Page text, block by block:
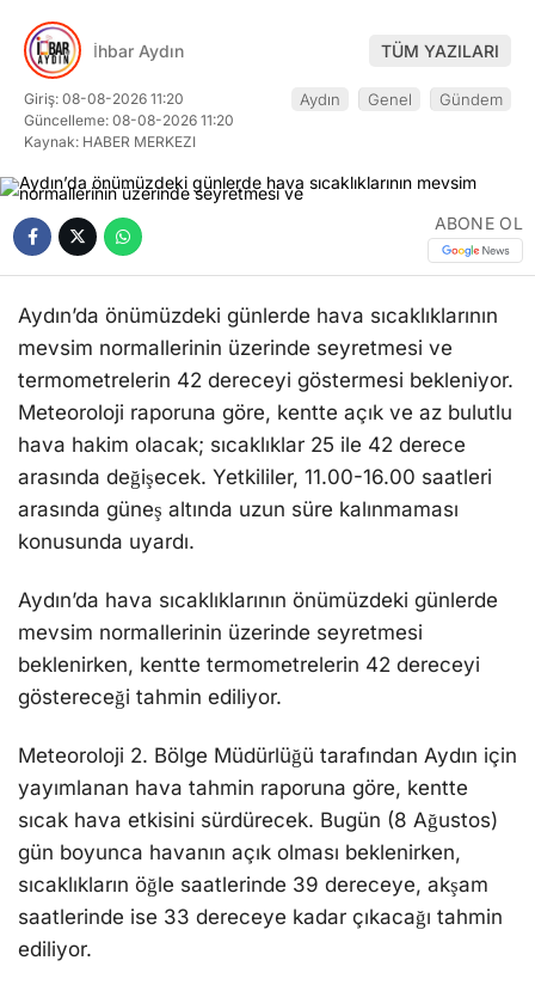
İhbar Aydın TÜM YAZILARI
Giriş: 08-08-2026 11:20
Güncelleme: 08-08-2026 11:20
Kaynak: HABER MERKEZI
Aydın Genel Gündem
ABONE OL
Aydın’da önümüzdeki günlerde hava sıcaklıklarının
mevsim normallerinin üzerinde seyretmesi ve
termometrelerin 42 dereceyi göstermesi bekleniyor.
Meteoroloji raporuna göre, kentte açık ve az bulutlu
hava hakim olacak; sıcaklıklar 25 ile 42 derece
arasında değişecek. Yetkililer, 11.00-16.00 saatleri
arasında güneş altında uzun süre kalınmaması
konusunda uyardı.
Aydın’da hava sıcaklıklarının önümüzdeki günlerde
mevsim normallerinin üzerinde seyretmesi
beklenirken, kentte termometrelerin 42 dereceyi
göstereceği tahmin ediliyor.
Meteoroloji 2. Bölge Müdürlüğü tarafından Aydın için
yayımlanan hava tahmin raporuna göre, kentte
sıcak hava etkisini sürdürecek. Bugün (8 Ağustos)
gün boyunca havanın açık olması beklenirken,
sıcaklıkların öğle saatlerinde 39 dereceye, akşam
saatlerinde ise 33 dereceye kadar çıkacağı tahmin
ediliyor.